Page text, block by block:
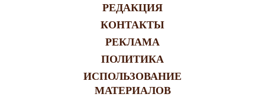
РЕДАКЦИЯ
КОНТАКТЫ
РЕКЛАМА
ПОЛИТИКА
ИСПОЛЬЗОВАНИЕ
МАТЕРИАЛОВ